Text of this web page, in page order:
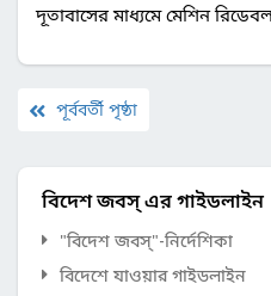
দূতাবাসের মাধ্যমে মেশিন
পূর্ববর্তী পৃষ্ঠা
বিদেশ জবস্ এর গাইডলাইন
"বিদেশ জবস্"-নির্দেশিকা
বিদেশে যাওয়ার গাইডলাইন